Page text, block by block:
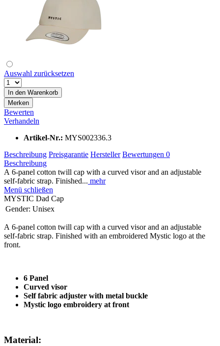
Auswahl zurücksetzen
In den Warenkorb
Merken
Bewerten
Verhandeln
Artikel-Nr.: MYS002336.3
Beschreibung Preisgarantie Hersteller Bewertungen 0
Beschreibung
A 6-panel cotton twill cap with a curved visor and an adjustable
self-fabric strap. Finished... mehr
Menü schließen
MYSTIC Dad Cap
Gender: Unisex
A 6-panel cotton twill cap with a curved visor and an adjustable
self-fabric strap. Finished with an embroidered Mystic logo at the
front.
6 Panel
Curved visor
Self fabric adjuster with metal buckle
Mystic logo embroidery at front
Material: